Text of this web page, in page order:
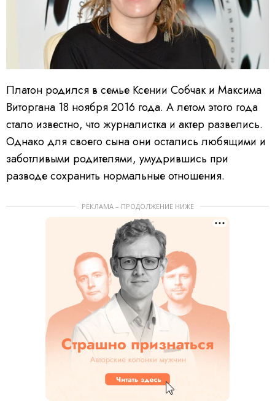
Платон родился в семье Ксении Собчак и Максима
Виторгана 18 ноября 2016 года. А летом этого года
стало известно, что журналистка и актер развелись.
Однако для своего сына они остались любящими и
заботливыми родителями, умудрившись при
разводе сохранить нормальные отношения.
РЕКЛАМА – ПРОДОЛЖЕНИЕ НИЖЕ